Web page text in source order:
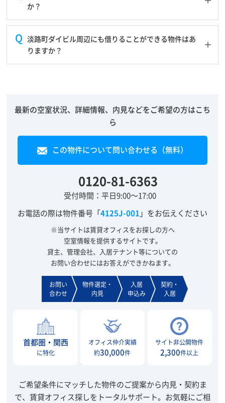
か？
淡路町ダイビル周辺にも借りることができる物件はあ
りますか？
最新の空室状況、詳細情報、内見などをご希望の方はこち
ら
この物件について問い合わせる（無料）
0120-81-6363
受付時間：平日9:00～17:00
お電話の際は物件番号「4125J-001 」をお伝えください
※当サイトは賃貸オフィスをお探しの方へ
空室情報を提供するサイトです。
貸主、管理会社、入居テナント等についての
お問い合わせにはお答えができかねます。
お問い
合わせ
物件選定・
内見
入居
申込み
契約・
入居
首都圏・関西
に特化
オフィス仲介実績
約30,000件
サイト非公開物件
2,300件以上
ご希望条件にマッチした物件のご提案から内見・契約ま
で、賃貸オフィス探しをトータルサポート。 お気軽にご相